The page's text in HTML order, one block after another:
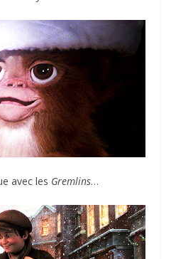
avec les Gremlins…